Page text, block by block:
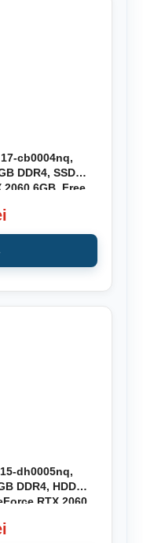
cb0004nq,
DDR4, SSD
2060 6GB, Free
dh0005nq,
DDR4, HDD
RTX 2060